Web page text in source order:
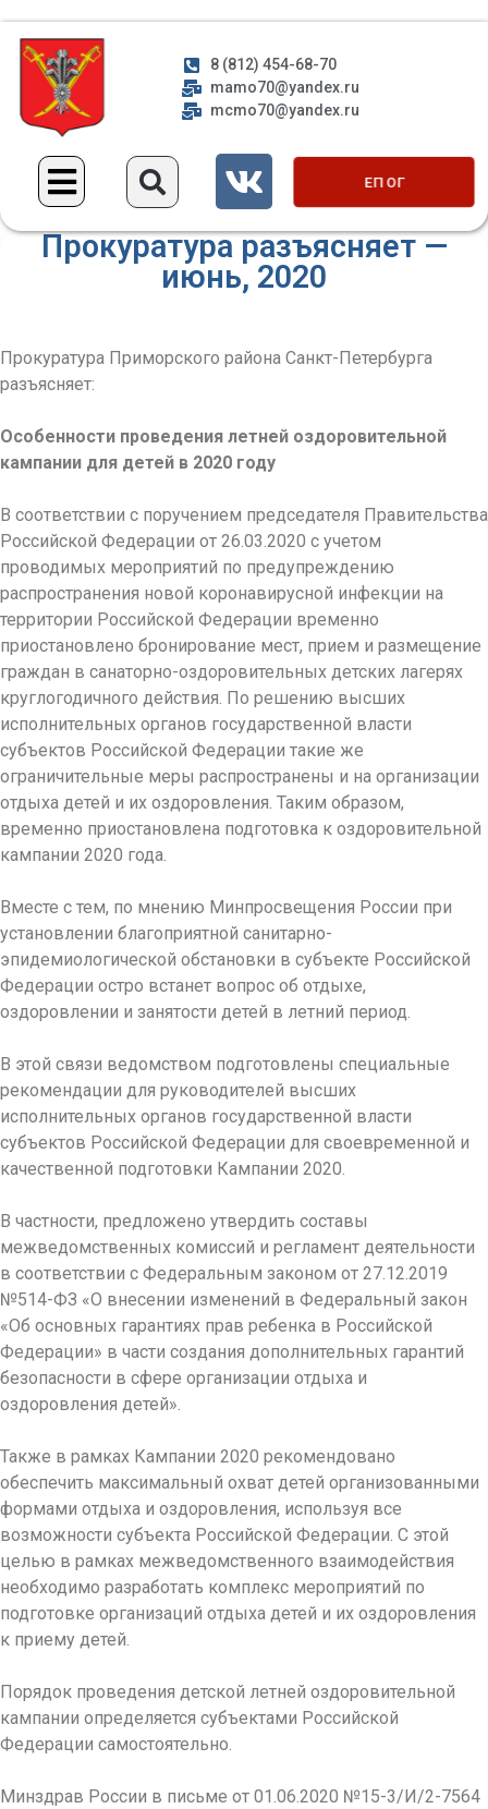
8 (812) 454-68-70
mamo70@yandex.ru
mcmo70@yandex.ru
ЕП ОГ
Прокуратура разъясняет —
июнь, 2020
Прокуратура Приморского района Санкт-Петербурга
разъясняет:
Особенности проведения летней оздоровительной
кампании для детей в 2020 году
В соответствии с поручением председателя Правительства
Российской Федерации от 26.03.2020 с учетом
проводимых мероприятий по предупреждению
распространения новой коронавирусной инфекции на
территории Российской Федерации временно
приостановлено бронирование мест, прием и размещение
граждан в санаторно-оздоровительных детских лагерях
круглогодичного действия. По решению высших
исполнительных органов государственной власти
субъектов Российской Федерации такие же
ограничительные меры распространены и на организации
отдыха детей и их оздоровления. Таким образом,
временно приостановлена подготовка к оздоровительной
кампании 2020 года.
Вместе с тем, по мнению Минпросвещения России при
установлении благоприятной санитарно-
эпидемиологической обстановки в субъекте Российской
Федерации остро встанет вопрос об отдыхе,
оздоровлении и занятости детей в летний период.
В этой связи ведомством подготовлены специальные
рекомендации для руководителей высших
исполнительных органов государственной власти
субъектов Российской Федерации для своевременной и
качественной подготовки Кампании 2020.
В частности, предложено утвердить составы
межведомственных комиссий и регламент деятельности
в соответствии с Федеральным законом от 27.12.2019
№514-ФЗ «О внесении изменений в Федеральный закон
«Об основных гарантиях прав ребенка в Российской
Федерации» в части создания дополнительных гарантий
безопасности в сфере организации отдыха и
оздоровления детей».
Также в рамках Кампании 2020 рекомендовано
обеспечить максимальный охват детей организованными
формами отдыха и оздоровления, используя все
возможности субъекта Российской Федерации. С этой
целью в рамках межведомственного взаимодействия
необходимо разработать комплекс мероприятий по
подготовке организаций отдыха детей и их оздоровления
к приему детей.
Порядок проведения детской летней оздоровительной
кампании определяется субъектами Российской
Федерации самостоятельно.
Минздрав России в письме от 01.06.2020 №15-3/И/2-7564